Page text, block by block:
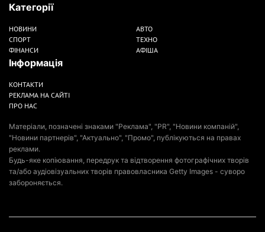
Категорії
НОВИНИ
СПОРТ
ФІНАНСИ
АВТО
ТЕХНО
АФІША
Інформація
КОНТАКТИ
РЕКЛАМА НА САЙТІ
ПРО НАС
Матеріали, позначені знаками "Реклама", "PR", "Новини компаній",
"Новини партнерів", "Актуально", "Промо", публікуються на правах
реклами.
Будь-яке копіювання, передрук та відтворення фотографічних творів
та/або аудіовізуальних творів правовласника Getty Images - суворо
забороняється.